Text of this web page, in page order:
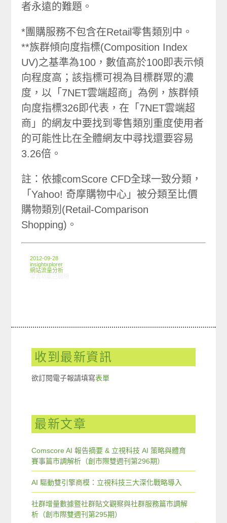
者永遠的難題。
*團購服務不包含在Retail零售類別中。
**族群傾向度指標(Composition Index
UV)之基準為100，數值高於100即表示傾
向程度高；該指標可視為目標群眾的濃
度，以「7NET雲端超商」為例，族群傾
向度指標326即代表，在「7NET雲端超
商」的網友中要找到零售類別重度使用者
的可能性比在全體網友中尋找還要容易
3.26倍。
註：依據comScore CFD全球一致分類，
「Yahoo! 奇摩購物中心」被分類至比價
購物類別(Retail-Comparison
Shopping)。
2012-09-28
insightxplorer
網站流量分析
收到最新資訊
欲訂閱電子報請填寫表單
最新文章
Comscore AI 報告摘要 & 立視科技 AI 策略與體育
賽事篇市調解析（創市際雙週刊第296期）
AI 驅動雙引擎商模：立視科技三大深化戰略導入
社群增量數據暨社群貼文觀察與社群服務篇市調解
析（創市際雙週刊第295期）